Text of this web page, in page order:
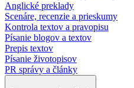
Anglické preklady
Scenáre, recenzie a prieskumy
Kontrola textov a pravopisu
Písanie blogov a textov
Prepis textov
Písanie životopisov
PR správy a články